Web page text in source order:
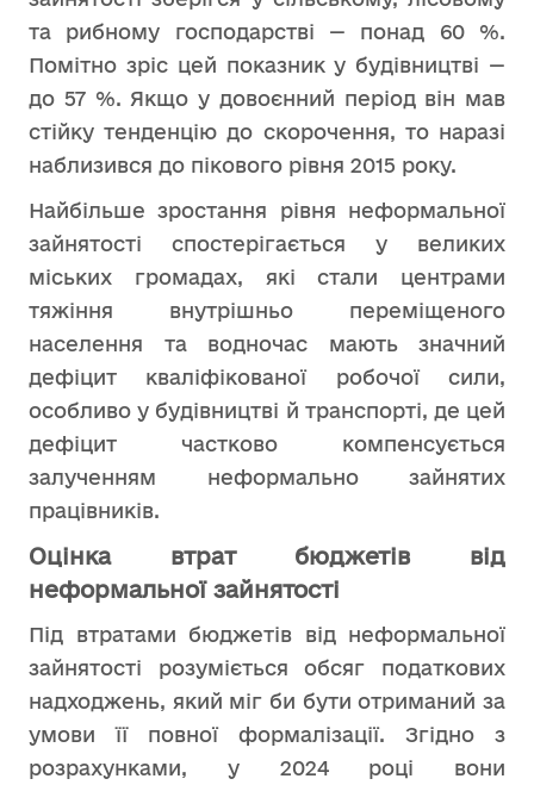
та рибному господарстві — понад 60 %.
Помітно зріс цей показник у будівництві —
до 57 %. Якщо у довоєнний період він мав
стійку тенденцію до скорочення, то наразі
наблизився до пікового рівня 2015 року.
Найбільше зростання рівня неформальної
зайнятості спостерігається у великих
міських громадах, які стали центрами
тяжіння внутрішньо переміщеного
населення та водночас мають значний
дефіцит кваліфікованої робочої сили,
особливо у будівництві й транспорті, де цей
дефіцит частково компенсується
залученням неформально зайнятих
працівників.
Оцінка втрат бюджетів від
неформальної зайнятості
Під втратами бюджетів від неформальної
зайнятості розуміється обсяг податкових
надходжень, який міг би бути отриманий за
умови її повної формалізації. Згідно з
розрахунками, у 2024 році вони